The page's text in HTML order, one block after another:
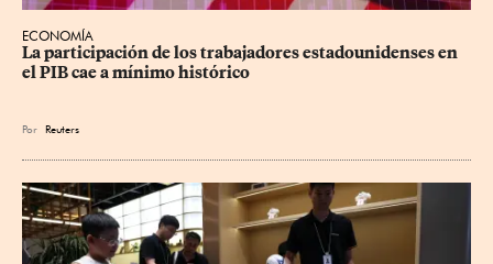
ECONOMÍA
La participación de los trabajadores estadounidenses en
el PIB cae a mínimo histórico
Por Reuters